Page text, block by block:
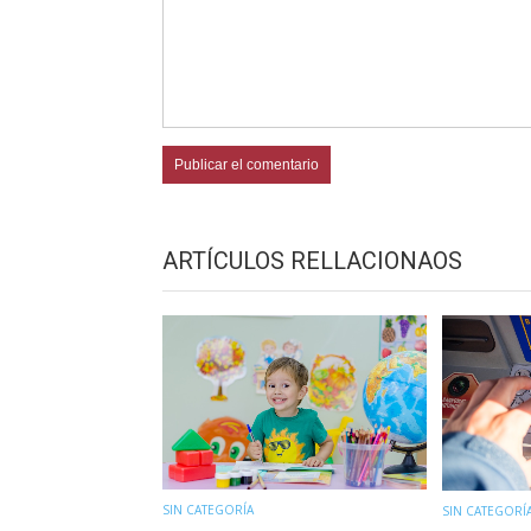
ARTÍCULOS RELLACIONAOS
SIN CATEGORÍA SIN